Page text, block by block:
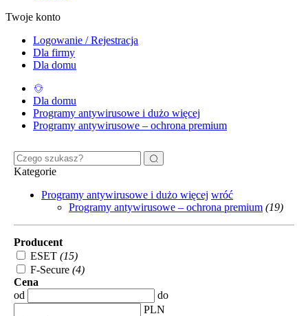
Twoje konto
Logowanie / Rejestracja
Dla firmy
Dla domu
Dla domu
Programy antywirusowe i dużo więcej
Programy antywirusowe – ochrona premium
Kategorie
Programy antywirusowe i dużo więcej wróć
Programy antywirusowe – ochrona premium (19)
Producent
ESET (15)
F-Secure (4)
Cena
od
do
PLN